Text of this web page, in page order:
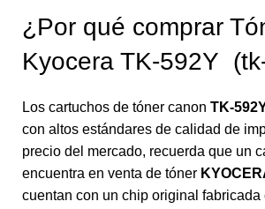
¿Por qué comprar
Kyocera TK-592Y
Los cartuchos de tóner canon TK-
con altos estándares de calidad de
precio del mercado, recuerda que un
encuentra en venta de tóner
cuentan con un chip original